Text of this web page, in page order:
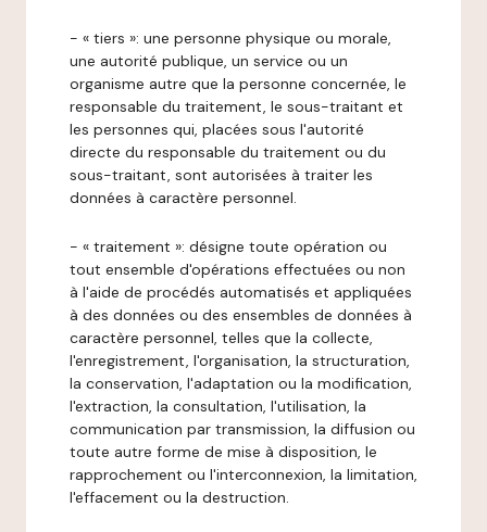
- « tiers »: une personne physique ou morale,
une autorité publique, un service ou un
organisme autre que la personne concernée, le
responsable du traitement, le sous-traitant et
les personnes qui, placées sous l'autorité
directe du responsable du traitement ou du
sous-traitant, sont autorisées à traiter les
données à caractère personnel.
- « traitement »: désigne toute opération ou
tout ensemble d'opérations effectuées ou non
à l'aide de procédés automatisés et appliquées
à des données ou des ensembles de données à
caractère personnel, telles que la collecte,
l'enregistrement, l'organisation, la structuration,
la conservation, l'adaptation ou la modification,
l'extraction, la consultation, l'utilisation, la
communication par transmission, la diffusion ou
toute autre forme de mise à disposition, le
rapprochement ou l'interconnexion, la limitation,
l'effacement ou la destruction.